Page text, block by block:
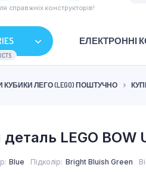
справжніх конструкторів!
ЕЛЕКТРОННІ
КУБИКИ ЛЕГО (LEGO) ПОШТУЧНО
LEGO
Blue Підколір Bright Bluish Green